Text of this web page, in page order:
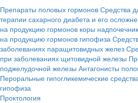
Препараты половых гормонов Средства
терапии сахарного диабета и его
на продукцию гормонов коры
на продукцию гормонов гипофиза
заболеваниях паращитовидных желез
при заболеваниях щитовидной железы
поджелудочной железы Антагонисты
Пероральные гипогликемические
гипофиза
Проктология